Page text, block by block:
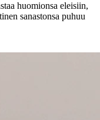
huomionsa eleisiin,
sanastonsa puhuu